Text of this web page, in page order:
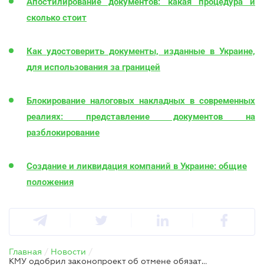
сколько стоит
Как удостоверить документы, изданные в Украине,
для использования за границей
Блокирование налоговых накладных в современных
реалиях: представление документов на
разблокирование
Создание и ликвидация компаний в Украине: общие
положения
Главная / Новости /
КМУ одобрил законопроект об отмене обязательности использования печатей в некоторых сферах